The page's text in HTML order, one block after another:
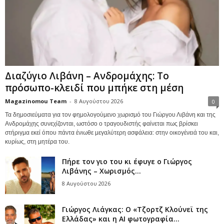
Διαζύγιο Λιβάνη – Ανδρομάχης: Το
πρόσωπο-κλειδί που μπήκε στη μέση
Magazinomou Team - 8 Αυγούστου 2026 0
Τα δημοσιεύματα για τον φημολογούμενο χωρισμό του Γιώργου Λιβάνη και της
Ανδρομάχης συνεχίζονται, ωστόσο ο τραγουδιστής φαίνεται πως βρίσκει
στήριγμα εκεί όπου πάντα ένιωθε μεγαλύτερη ασφάλεια: στην οικογένειά του και,
κυρίως, στη μητέρα του.
Πήρε τον γιο του κι έφυγε ο Γιώργος
Λιβάνης – Χωρισμός...
8 Αυγούστου 2026
Γιώργος Λιάγκας: Ο «Τζορτζ Κλούνεϊ της
Ελλάδας» και η AI φωτογραφία...